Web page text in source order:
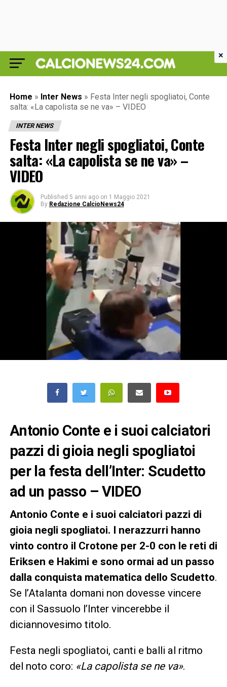
Home » Inter News » Festa Inter negli spogliatoi, Conte
salta: «La capolista se ne va» – VIDEO
INTER NEWS
Festa Inter negli spogliatoi, Conte
salta: «La capolista se ne va» –
VIDEO
Published 5 anni ago on 1 Maggio 2021
By Redazione CalcioNews24
Antonio Conte e i suoi calciatori
pazzi di gioia negli spogliatoi
per la festa dell’Inter: Scudetto
ad un passo – VIDEO
Antonio Conte e i suoi calciatori pazzi di
gioia negli spogliatoi. I nerazzurri hanno
vinto contro il Crotone per 2-0 con le reti di
Eriksen e Hakimi e sono ormai ad un passo
dalla conquista matematica dello Scudetto.
Se l’Atalanta domani non dovesse vincere
con il Sassuolo l’Inter vincerebbe il
diciannovesimo titolo.
Festa negli spogliatoi, canti e balli al ritmo
del noto coro: «La capolista se ne va».
×